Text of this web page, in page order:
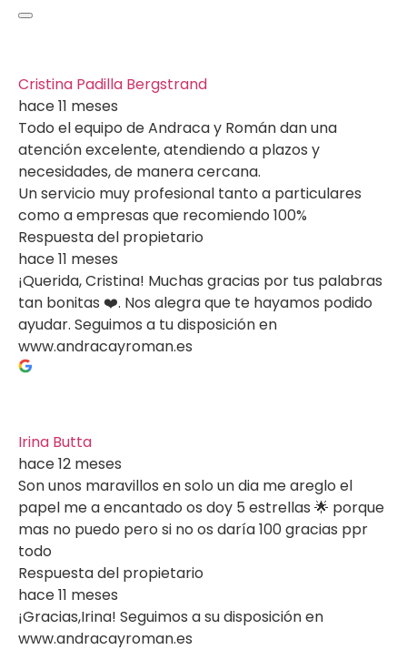
Cristina Padilla Bergstrand
hace 11 meses
Todo el equipo de Andraca y Román dan una
atención excelente, atendiendo a plazos y
necesidades, de manera cercana.
Un servicio muy profesional tanto a particulares
como a empresas que recomiendo 100%
Respuesta del propietario
hace 11 meses
¡Querida, Cristina! Muchas gracias por tus palabras
tan bonitas ❤️. Nos alegra que te hayamos podido
ayudar. Seguimos a tu disposición en
www.andracayroman.es
Irina Butta
hace 12 meses
Son unos maravillos en solo un dia me areglo el
papel me a encantado os doy 5 estrellas 🌟 porque
mas no puedo pero si no os daría 100 gracias ppr
todo
Respuesta del propietario
hace 11 meses
¡Gracias,Irina! Seguimos a su disposición en
www.andracayroman.es